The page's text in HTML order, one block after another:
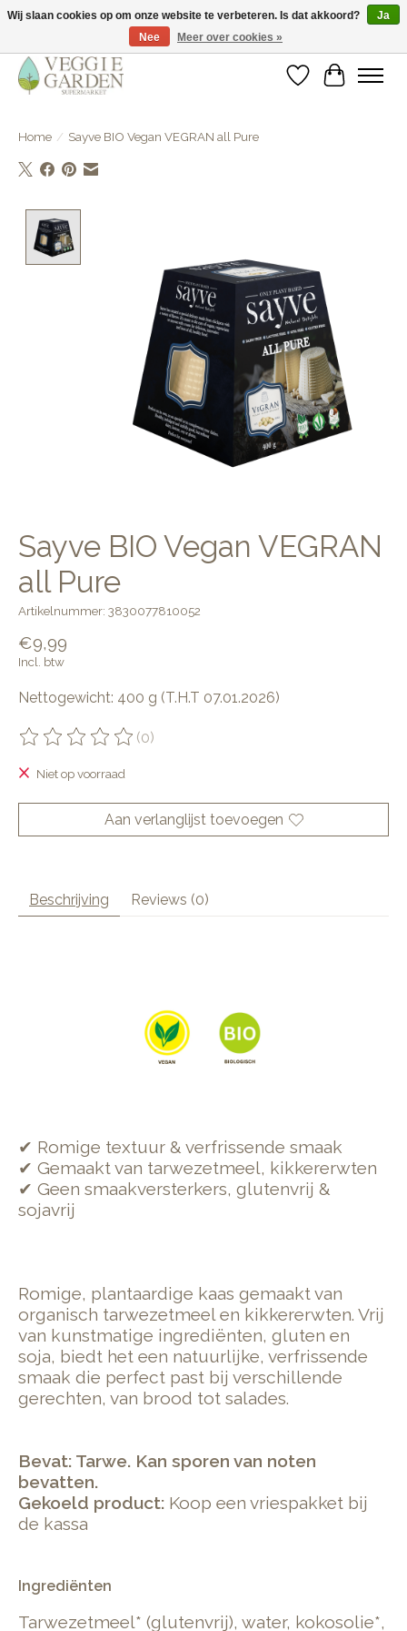
vegan & veggie products | free store pick-up
Verlanglijst
Home / Sayve BIO Vegan VEGRAN all Pure
Sayve BIO Vegan VEGRAN
all Pure
Artikelnummer: 3830077810052
€9,99
Incl. btw
Nettogewicht: 400 g (T.H.T 07.01.2026)
De beoordeling van dit product is
(0)
Niet op voorraad
Aan verlanglijst toevoegen
Beschrijving Reviews (0)
✔ Romige textuur & verfrissende smaak
✔ Gemaakt van tarwezetmeel, kikkererwten
✔ Geen smaakversterkers, glutenvrij &
sojavrij
Romige, plantaardige kaas gemaakt van
organisch tarwezetmeel en kikkererwten. Vrij
van kunstmatige ingrediënten, gluten en
soja, biedt het een natuurlijke, verfrissende
smaak die perfect past bij verschillende
gerechten, van brood tot salades.
Bevat: Tarwe. Kan sporen van noten
bevatten.
Gekoeld product: Koop een vriespakket bij
de kassa
Ingrediënten
Tarwezetmeel* (glutenvrij), water, kokosolie*,
Wij slaan cookies op om onze website te verbeteren. Is dat akkoord?
Ja
Nee
Meer over cookies »